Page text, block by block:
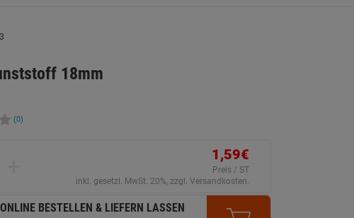
18mm
(0)
1,59€
Preis / ST
inkl. gesetzl. MwSt. 20%, zzgl. Versandkosten.
ONLINE BESTELLEN & LIEFERN LASSEN